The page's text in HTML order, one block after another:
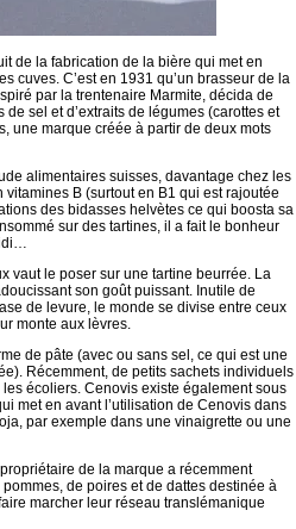
de la fabrication de la bière qui met en
cuves. C’est en 1931 qu’un brasseur de la
par la trentenaire Marmite, décida de
sel et d’extraits de légumes (carottes et
une marque créée à partir de deux mots
alimentaires suisses, davantage chez les
B (surtout en B1 qui est rajoutée
des bidasses helvètes ce qui boosta sa
sur des tartines, il a fait le bonheur
vaut le poser sur une tartine beurrée. La
son goût puissant. Inutile de
de levure, le monde se divise entre ceux
monte aux lèvres.
de pâte (avec ou sans sel, ce qui est une
Récemment, de petits sachets individuels
écoliers. Cenovis existe également sous
met en avant l’utilisation de Cenovis dans
par exemple dans une vinaigrette ou une
de la marque a récemment
de poires et de dattes destinée à
marcher leur réseau translémanique